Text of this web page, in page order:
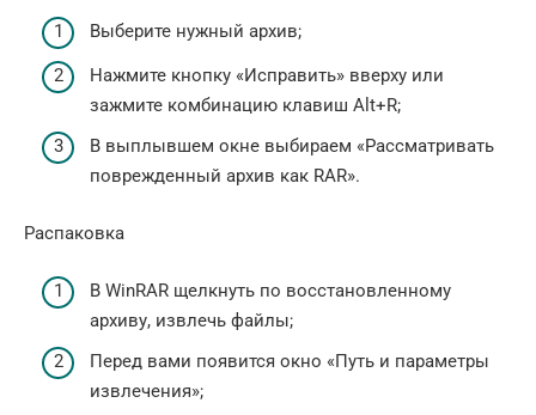
Выберите нужный архив;
Нажмите кнопку «Исправить» вверху или
зажмите комбинацию клавиш Alt+R;
В выплывшем окне выбираем «Рассматривать
поврежденный архив как RAR».
Распаковка
В WinRAR щелкнуть по восстановленному
архиву, извлечь файлы;
Перед вами появится окно «Путь и параметры
извлечения»;